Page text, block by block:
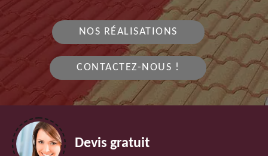
NOS RÉALISATIONS
CONTACTEZ-NOUS !
Devis gratuit